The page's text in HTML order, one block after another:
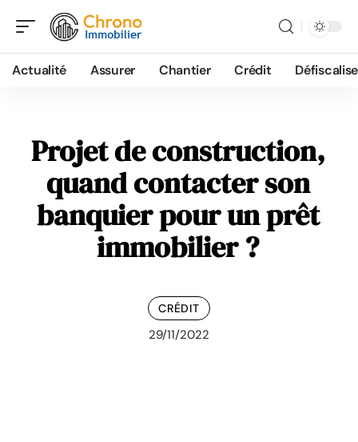
Actualité Assurer Chantier Crédit
Projet de construction,
quand contacter son
banquier pour un prêt
immobilier ?
CRÉDIT
29/11/2022